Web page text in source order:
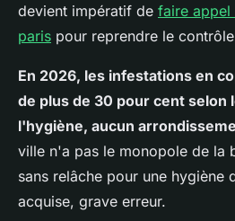
devient impératif de faire appel
paris pour reprendre le
En 2026, les infestations en
de plus de 30 pour cent selon
l'hygiène, aucun
ville n'a pas le monopole de la
sans relâche pour une hygiène
acquise, grave erreur.